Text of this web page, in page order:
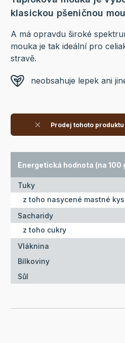
klasickou pšeničnou
A má opravdu široké
mouka je tak ideální pro
stravě.
neobsahuje lepek ani
Prodej tohoto
Energetická hodnota (na 100
Tuky
z toho nasycené mastné
Sacharidy
z toho cukry
Vláknina
Bílkoviny
Sůl